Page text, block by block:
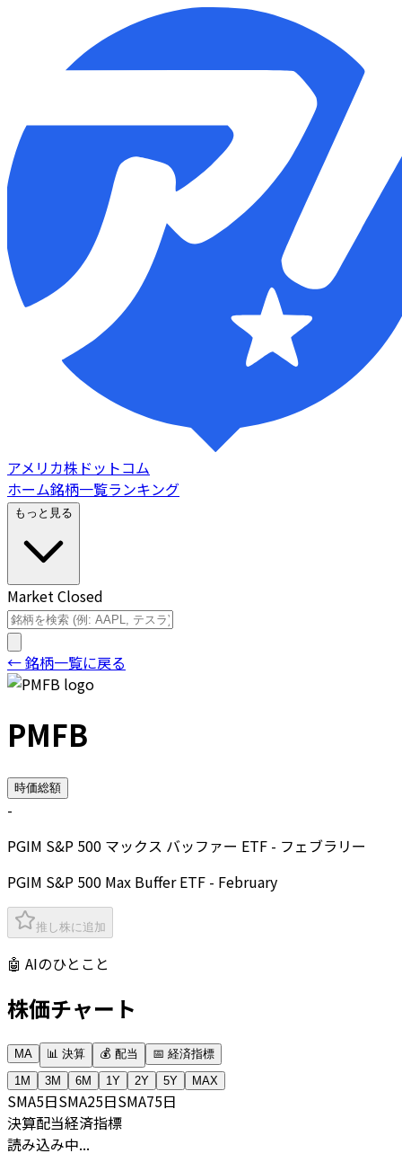
アメリカ株ドットコム
ホーム銘柄一覧ランキング
もっと見る
Market Closed
← 銘柄一覧に戻る
PMFB
時価総額
-
PGIM S&P 500 マックス バッファー ETF - フェブラリー
PGIM S&P 500 Max Buffer ETF - February
推し株に追加
🤖 AIのひとこと
株価チャート
MA 📊 決算 💰 配当
📅 経済指標
1M
3M 6M 1Y 2Y 5Y MAX
SMA5日SMA25日SMA75日
決算配当経済指標
読み込み中...